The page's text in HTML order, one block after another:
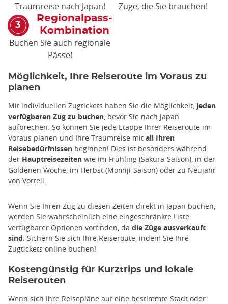
Traumreise nach Japan!
Züge, die Sie brauchen!
Regionalpass-
Kombination
Buchen Sie auch regionale
Pässe!
Möglichkeit, Ihre Reiseroute im Voraus zu
planen
Mit individuellen Zugtickets haben Sie die Möglichkeit, jeden
verfügbaren Zug zu buchen , bevor Sie nach Japan
aufbrechen. So können Sie jede Etappe Ihrer Reiseroute im
Voraus planen und Ihre Traumreise mit all Ihren
Reisebedürfnissen beginnen! Dies ist besonders während
der Hauptreisezeiten wie im Frühling (Sakura-Saison), in der
Goldenen Woche, im Herbst (Momiji-Saison) oder zu Neujahr
von Vorteil.
Wenn Sie Ihren Zug zu diesen Zeiten direkt in Japan buchen,
werden Sie wahrscheinlich eine eingeschränkte Liste
verfügbarer Optionen vorfinden, da die Züge ausverkauft
sind . Sichern Sie sich Ihre Reiseroute, indem Sie Ihre
Zugtickets online buchen!
Kostengünstig für Kurztrips und lokale
Reiserouten
Wenn sich Ihre Reisepläne auf eine bestimmte Stadt oder